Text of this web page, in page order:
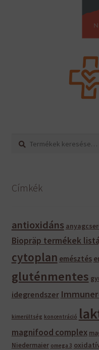
Keresés
Keresés
Címkék
antioxidáns
Biopräp termékek
cytoplan emésztés
gluténmentes
idegrendszer
kimerültség koncentráció
magnifood complex
Niedermaier omega 3